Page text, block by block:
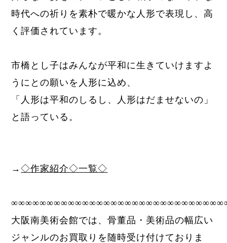
時代への祈りを素朴で暖かな人形で表現し、高
く評価されています。
市橋とし子はみんなが平和に生きていけますよ
うにとの願いを人形に込め、
「人形は平和のしるし、人形はだませないの」
と語っている。
→◇作家紹介◇一覧◇
大阪南美術会館では、骨董品・美術品の幅広い
ジャンルのお買取りを随時受け付けておりま